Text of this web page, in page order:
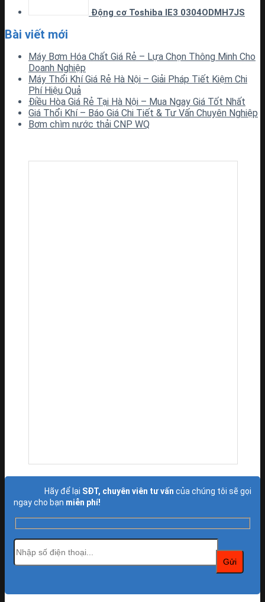
Động cơ Toshiba IE3 0304ODMH7JS
Bài viết mới
Máy Bơm Hóa Chất Giá Rẻ – Lựa Chọn Thông Minh Cho
Doanh Nghiệp
Máy Thổi Khí Giá Rẻ Hà Nội – Giải Pháp Tiết Kiệm Chi
Phí Hiệu Quả
Điều Hòa Giá Rẻ Tại Hà Nội – Mua Ngay Giá Tốt Nhất
Giá Thổi Khí – Báo Giá Chi Tiết & Tư Vấn Chuyên Nghiệp
Bơm chìm nước thải CNP WQ
Hãy để lại SĐT, chuyên viên tư vấn của chúng tôi sẽ gọi
ngay cho bạn miễn phí!